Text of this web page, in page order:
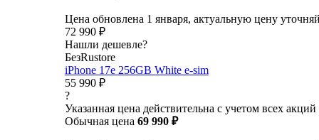
Цена обновлена 1 января, актуальную цену
72 990 ₽
Нашли дешевле?
БезRustore
iPhone 17e 256GB White e-sim
55 990 ₽
?
Указанная цена действительна с учетом всех акций
Обычная цена 69 990 ₽